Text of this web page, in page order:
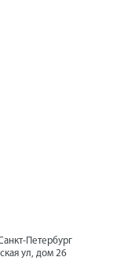
Петербург
ул, дом 26